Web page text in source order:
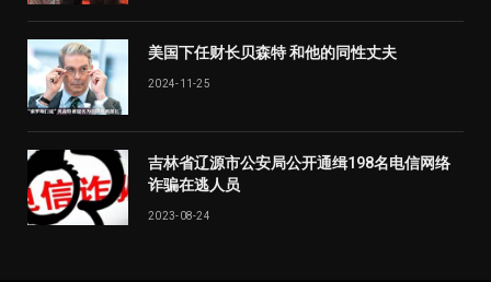
美国下任财长贝森特 和他的同性丈夫
2024-11-25
吉林省辽源市公安局公开通缉198名电信网络
诈骗在逃人员
2023-08-24